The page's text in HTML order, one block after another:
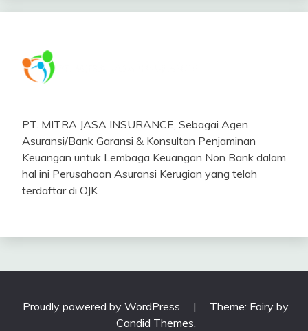
PT. MITRA JASA INSURANCE, Sebagai Agen
Asuransi/Bank Garansi & Konsultan Penjaminan
Keuangan untuk Lembaga Keuangan Non Bank dalam
hal ini Perusahaan Asuransi Kerugian yang telah
terdaftar di OJK
Proudly powered by WordPress |
Theme: Fairy by
Candid Themes